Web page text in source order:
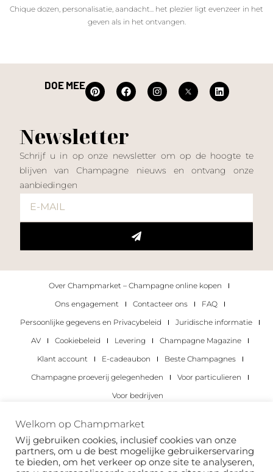
Chique dozen, personalisatie, aandacht... het plezier ligt evenzeer in het
geven als in het ontvangen.
DOE MEE
Newsletter
Schrijf u in op onze newsletter om op de hoogte te
blijven van Champagne nieuws en ontvang onze
aanbiedingen
Over Champmarket – Champagne online kopen
Ons engagement
Contacteer ons
FAQ
Persoonlijke gegevens en Privacybeleid
Juridische informatie
AV
Cookiebeleid Levering
Champagne Magazine
Klant account
E-cadeaubon
Beste Champagnes
Champagne proeverij gelegenheden
Voor particulieren
Voor bedrijven
Copyright 2022 © alle rechten voorbehouden.
Welkom op Champmarket
Wij gebruiken cookies, inclusief cookies van onze
partners, om u de best mogelijke gebruikerservaring
te bieden, om het verkeer op onze site te analyseren,